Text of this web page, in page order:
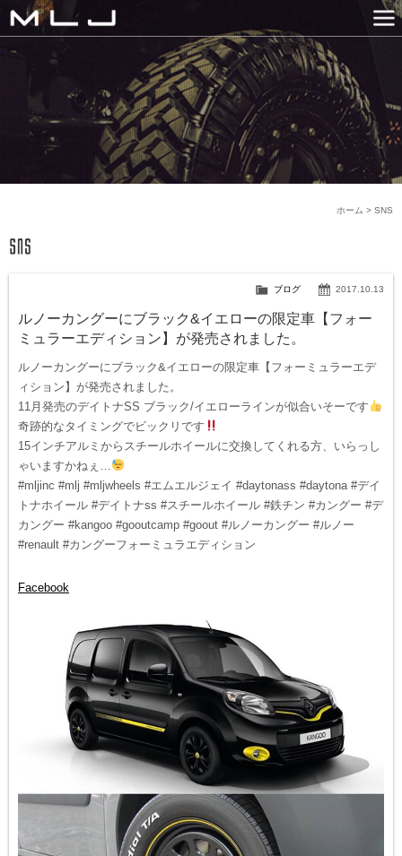
MLJ / Lexani(レクサーニ
GALLERY
SNS
NEWS
COMPANY
HISTORY
CONTACT US
LINK
SNS
ホーム >
2017.10.13
ブログ
ルノーカングーにブラック&イエローの限定車【フォー
ミュラーエディション】が発売されました。
ルノーカングーにブラック&イエローの限定車【フォーミュラーエデ
ィション】が発売されました。
11月発売のデイトナSS ブラック/イエローラインが似合いそーです
奇跡的なタイミングでビックリです
15インチアルミからスチールホイールに交換してくれる方、いらっし
ゃいますかねぇ…
#mljinc #mlj #mljwheels #エムエルジェイ #daytonass #daytona #デイ
トナホイール #デイトナss #スチールホイール #鉄チン #カングー #デ
カングー #kangoo #gooutcamp #goout #ルノーカングー #ルノー
#renault #カングーフォーミュラエディション
Facebook